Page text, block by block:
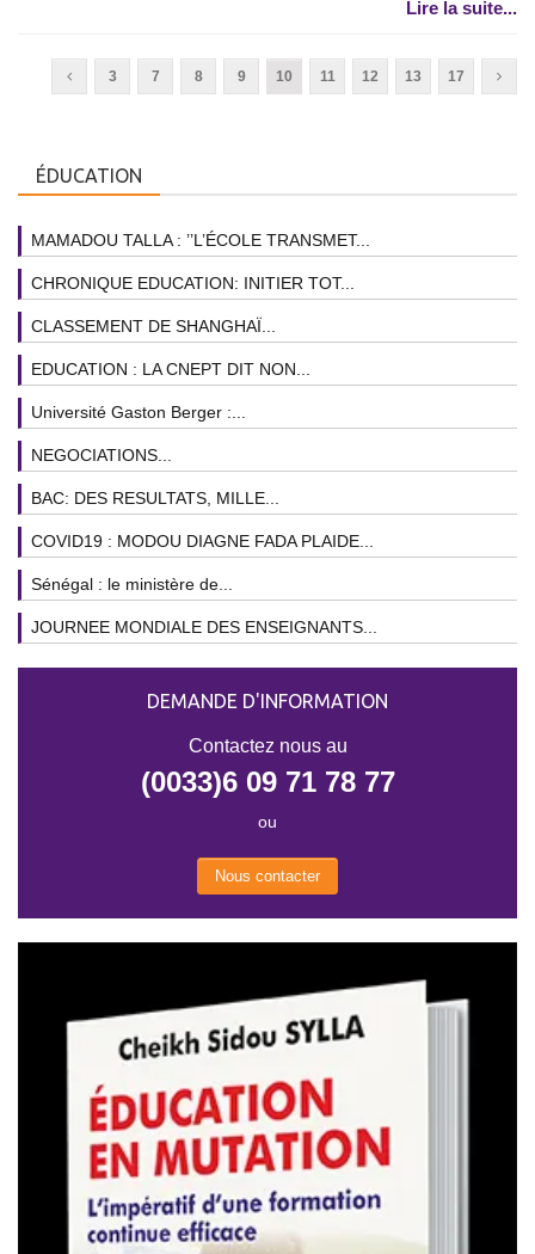
Lire la suite...
3 7 8 9 10 11 12 13 17
ÉDUCATION
MAMADOU TALLA : ’’L’ÉCOLE TRANSMET...
CHRONIQUE EDUCATION: INITIER TOT...
CLASSEMENT DE SHANGHAÏ...
EDUCATION : LA CNEPT DIT NON...
Université Gaston Berger :...
NEGOCIATIONS...
BAC: DES RESULTATS, MILLE...
COVID19 : MODOU DIAGNE FADA PLAIDE...
Sénégal : le ministère de...
JOURNEE MONDIALE DES ENSEIGNANTS...
DEMANDE D'INFORMATION
Contactez nous au
(0033)6 09 71 78 77
ou
Nous contacter